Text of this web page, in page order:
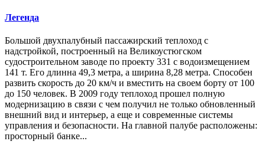
Легенда
Большой двухпалубный пассажирский теплоход с
надстройкой, построенный на Великоустюгском
судостроительном заводе по проекту 331 с водоизмещением
141 т. Его длинна 49,3 метра, а ширина 8,28 метра. Способен
развить скорость до 20 км/ч и вместить на своем борту от 100
до 150 человек. В 2009 году теплоход прошел полную
модернизацию в связи с чем получил не только обновленный
внешний вид и интерьер, а еще и современные системы
управления и безопасности. На главной палубе расположены:
просторный банке...